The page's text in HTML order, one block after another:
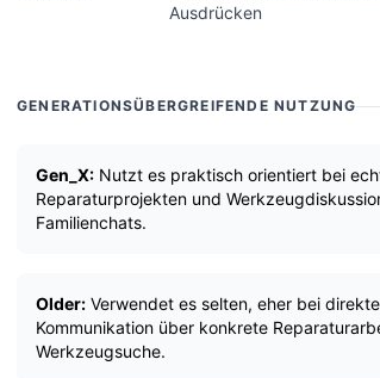
Ausdrücken
GENERATIONSÜBERGREIFENDE NUTZUNG
Gen_X: Nutzt es praktisch orientiert bei
Reparaturprojekten und
Familienchats.
Older: Verwendet es selten, eher bei
Kommunikation über konkrete
Werkzeugsuche.